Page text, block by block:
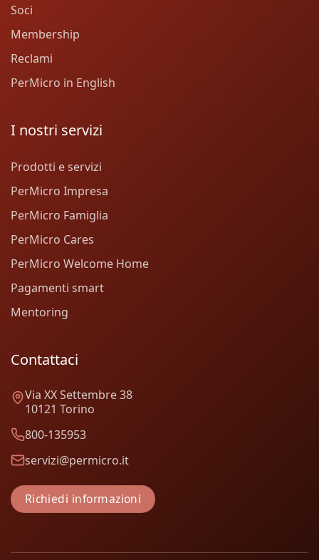
Soci
Membership
Reclami
PerMicro in English
I nostri servizi
Prodotti e servizi
PerMicro Impresa
PerMicro Famiglia
PerMicro Cares
PerMicro Welcome Home
Pagamenti smart
Mentoring
Contattaci
Via XX Settembre 38
10121 Torino
800-135953
servizi@permicro.it
Richiedi informazioni